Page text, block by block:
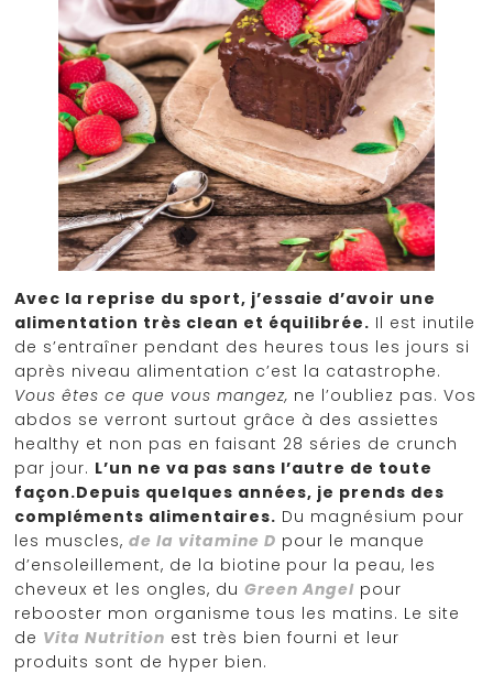
Avec la reprise du sport, j’essaie d’avoir une
alimentation très clean et équilibrée. Il est inutile
de s’entraîner pendant des heures tous les jours si
après niveau alimentation c’est la catastrophe.
Vous êtes ce que vous mangez, ne l’oubliez pas. Vos
abdos se verront surtout grâce à des assiettes
healthy et non pas en faisant 28 séries de crunch
par jour. L’un ne va pas sans l’autre de toute
façon.Depuis quelques années, je prends des
compléments alimentaires. Du magnésium pour
les muscles,de la vitamine D pour le manque
d’ensoleillement, de la biotine pour la peau, les
cheveux et les ongles, duGreen Angel pour
rebooster mon organisme tous les matins. Le site
de Vita Nutrition est très bien fourni et leur
produits sont de hyper bien.